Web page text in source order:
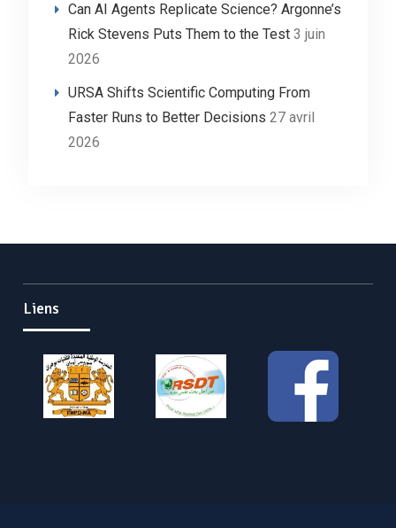
Can AI Agents Replicate Science? Argonne’s
Rick Stevens Puts Them to the Test 3 juin
2026
URSA Shifts Scientific Computing From
Faster Runs to Better Decisions 27 avril
2026
Liens